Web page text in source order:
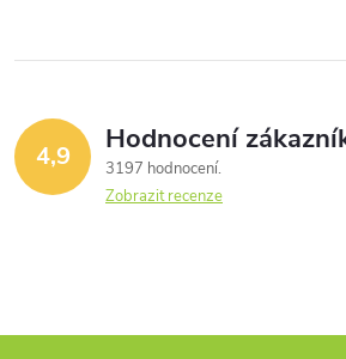
4,9 Hodnocení
3197 hodnocení
Zobrazit recenze